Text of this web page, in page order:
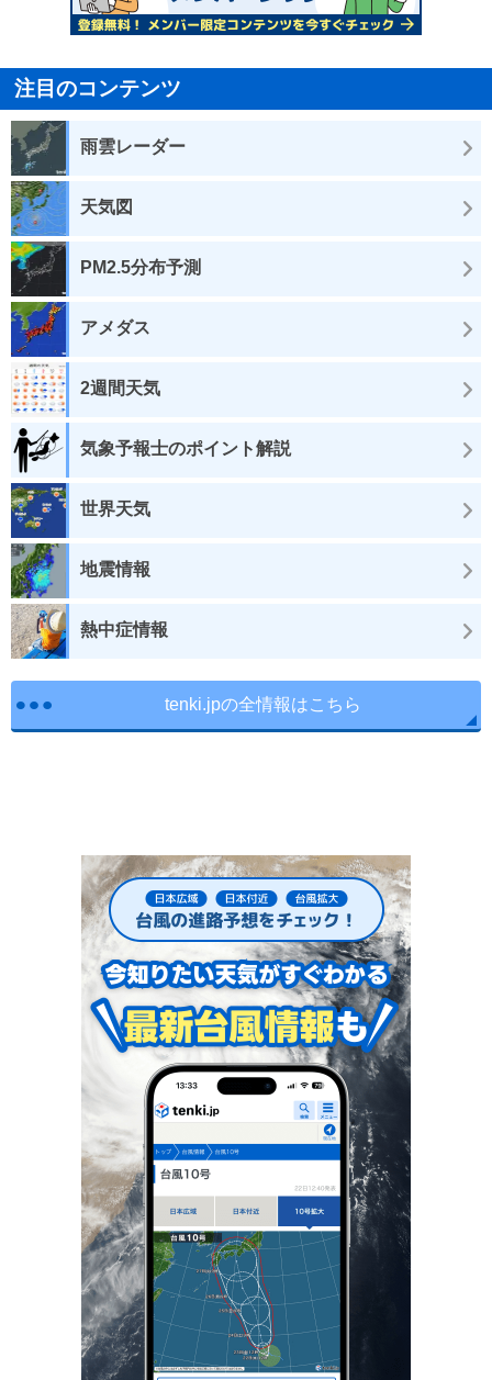
注目のコンテンツ
雨雲レーダー
天気図
PM2.5分布予測
アメダス
2週間天気
気象予報士のポイント解説
世界天気
地震情報
熱中症情報
tenki.jpの全情報はこちら